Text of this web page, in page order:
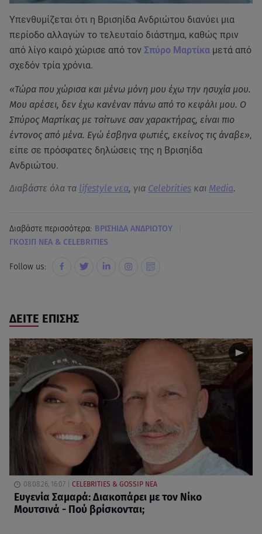
Yπενθυμίζεται ότι η Βρισηίδα Ανδριώτου διανύει μια
περίοδο αλλαγών το τελευταίο διάστημα, καθώς πριν
από λίγο καιρό χώρισε από τον Σπύρο Μαρτίκα μετά από
σχεδόν τρία χρόνια.
«Τώρα που χώρισα και μένω μόνη μου έχω την ησυχία μου.
Μου αρέσει, δεν έχω κανέναν πάνω από το κεφάλι μου. Ο
Σπύρος Μαρτίκας με τσίτωνε σαν χαρακτήρας, είναι πιο
έντονος από μένα. Εγώ έσβηνα φωτιές, εκείνος τις άναβε»,
είπε σε πρόσφατες δηλώσεις της η Βρισηίδα
Ανδριώτου.
Διαβάστε όλα τα lifestyle νεα, για Celebrities και Media.
Διαβάστε περισσότερα: ΒΡΙΣΗΙΔΑ ΑΝΔΡΙΩΤΟΥ
ΓΚΟΣΙΠ ΝΕΑ & CELEBRITIES
Follow us:
ΔΕΙΤΕ ΕΠΙΣΗΣ
08.08.26, 16:07 CELEBRITIES & GOSSIP ΝΕΑ
Ευγενία Σαμαρά: Διακοπάρει με τον Νίκο
Μουτσινά - Πού βρίσκονται;